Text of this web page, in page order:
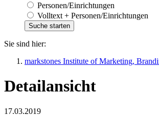
Personen/Einrichtungen
Volltext + Personen/Einrichtungen
Sie sind hier:
markstones Institute of Marketing,
Detailansicht
17.03.2019